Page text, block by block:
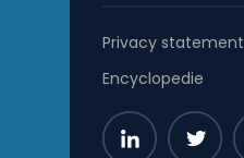
Privacy statement
Encyclopedie